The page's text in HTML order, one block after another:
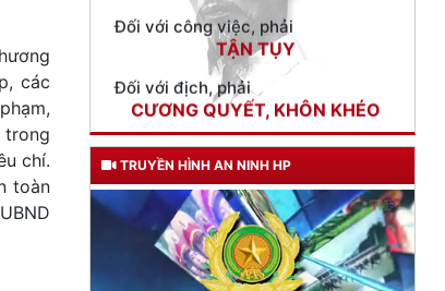
các
trong
chí.
toàn
Đối với địch, phải
CƯƠNG QUYẾT, KHÔN KHÉO
Trích thư Chủ tịch Hồ Chí Minh
ngày 11 tháng 3 năm 1948.
TRUYỀN HÌNH AN NINH HP